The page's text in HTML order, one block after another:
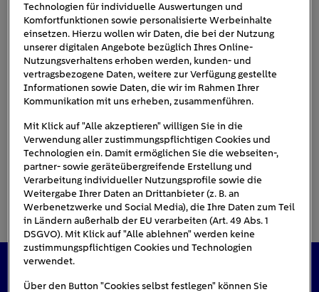
Das könnte Sie auch interessieren
Technologien für individuelle Auswertungen und
Komfortfunktionen sowie personalisierte Werbeinhalte
einsetzen. Hierzu wollen wir Daten, die bei der Nutzung
unserer digitalen Angebote bezüglich Ihres Online-
Nutzungsverhaltens erhoben werden, kunden- und
vertragsbezogene Daten, weitere zur Verfügung gestellte
Informationen sowie Daten, die wir im Rahmen Ihrer
Kommunikation mit uns erheben, zusammenführen.
Mit Klick auf "Alle akzeptieren" willigen Sie in die
Verwendung aller zustimmungspflichtigen Cookies und
Technologien ein. Damit ermöglichen Sie die webseiten-,
partner- sowie geräteübergreifende Erstellung und
Verarbeitung individueller Nutzungsprofile sowie die
Weitergabe Ihrer Daten an Drittanbieter (z. B. an
Werbenetzwerke und Social Media), die Ihre Daten zum Teil
in Ländern außerhalb der EU verarbeiten (Art. 49 Abs. 1
DSGVO). Mit Klick auf "Alle ablehnen" werden keine
zustimmungspflichtigen Cookies und Technologien
verwendet.
Über den Button "Cookies selbst festlegen" können Sie